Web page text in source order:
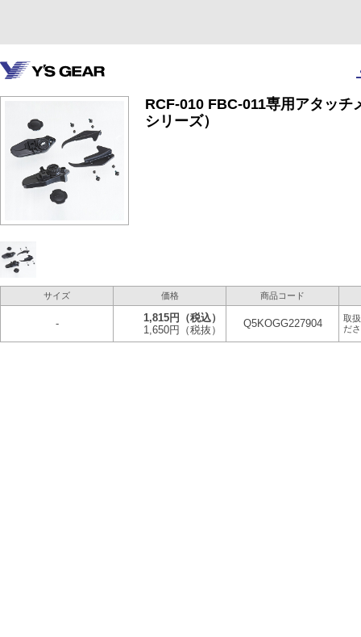
RCF-010 FBC-011専用アタッチ
シリーズ）
サイズ 価格 商品コード
- 1,815円
（税込）
1,650円
（税抜）
Q5KOGG227904
取
だ